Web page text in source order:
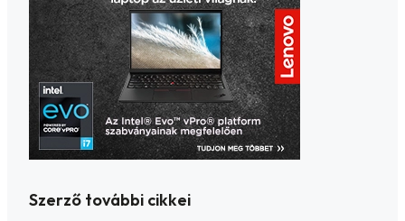
Szerző további cikkei